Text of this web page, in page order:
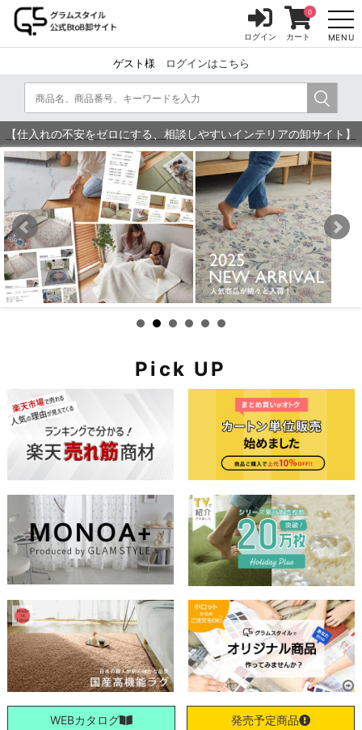
ゲスト様 ログインはこちら
MENU
ログイン カート
0
【仕入れの不安をゼロにする、相談しやすいインテリアの卸サイト】
Pick UP
WEBカタログ 発売予定商品